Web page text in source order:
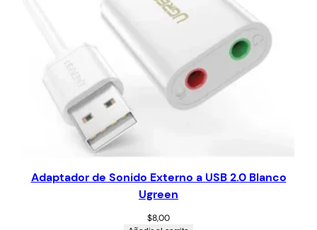
Adaptador de Sonido Externo a USB 2.0 Blanco
Ugreen
$8,00